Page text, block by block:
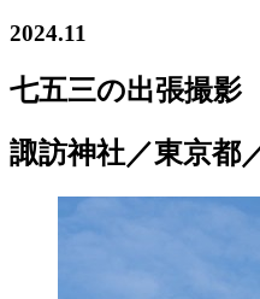
2024.11
七五三の出張撮影
諏訪神社／東京都